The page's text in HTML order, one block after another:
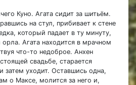
Куно. Агата сидит за шитьём.
на стул, прибивает к стене
который падает в ту минуту,
орла. Агата находится в мрачном
что-то недоброе. Анхен
свадьбе, старается
затем уходит. Оставшись одна,
о Максе, молится за него и,